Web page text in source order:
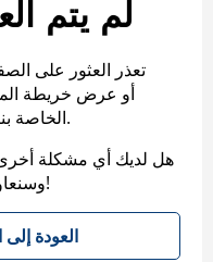
لم يتم
تعذر العثور على
الخاصة بنا لمساعدتك في العثور على ما تريد.
هل لديك أي مشكلة
وسنعاود التواصل معك. شكرًا على صبرك!
العودة